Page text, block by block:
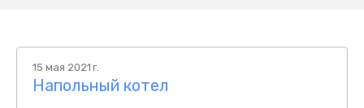
15 мая 2021 г.
Напольный котел